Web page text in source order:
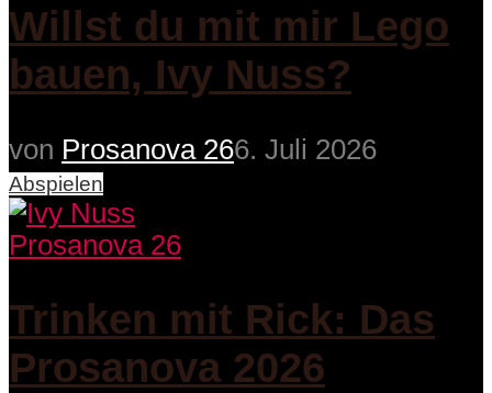
Willst du mit mir Lego
bauen, Ivy Nuss?
von Prosanova 266. Juli 2026
Abspielen
Prosanova 26
Trinken mit Rick: Das
Prosanova 2026